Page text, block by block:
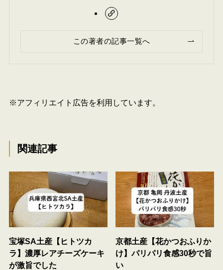
この著者の記事一覧へ
※アフィリエイト広告を利用しています。
関連記事
宝塚SA土産【ヒトツカ
ラ】濃厚レアチーズケーキ
が激旨でした
京都土産【花かつおふりか
け】パリパリ食感30秒で旨
い